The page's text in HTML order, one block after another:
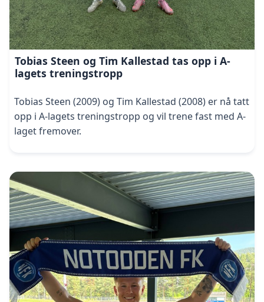
Tobias Steen og Tim Kallestad tas opp i A-
lagets treningstropp
Tobias Steen (2009) og Tim Kallestad (2008) er nå tatt
opp i A-lagets treningstropp og vil trene fast med A-
laget fremover.